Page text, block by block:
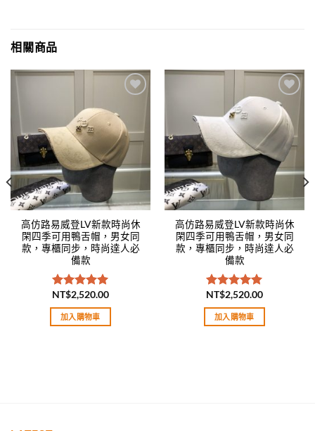
相關商品
wishlist
高仿路易威登LV新款時尚休
閑四季可用鴨舌帽，男女同
款，專櫃同步，時尚達人必
備款
評分5.00
滿分 5
NT$2,520.00
加入購物車
Add to
wishlist
高仿路易威登LV新款時尚休
閑四季可用鴨舌帽，男女同
款，專櫃同步，時尚達人必
備款
評分5.00
滿分 5
NT$2,520.00
加入購物車